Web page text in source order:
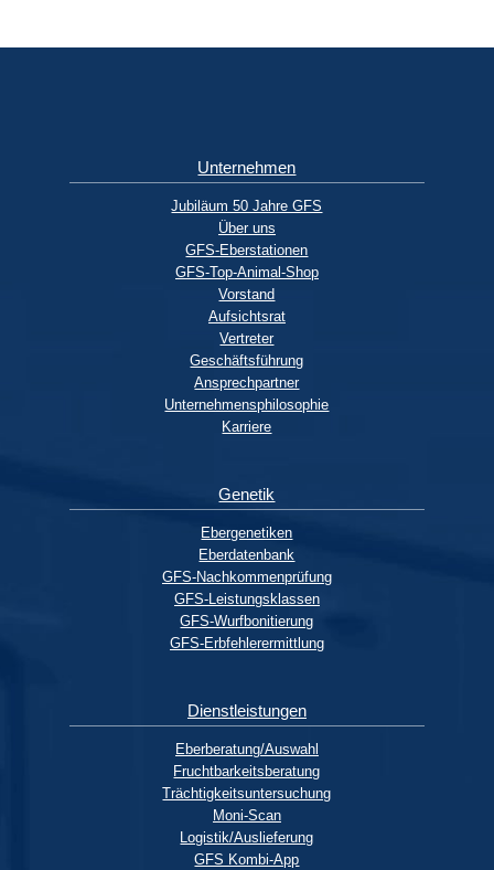
Unternehmen
Jubiläum 50 Jahre GFS
Über uns
GFS-Eberstationen
GFS-Top-Animal-Shop
Vorstand
Aufsichtsrat
Vertreter
Geschäftsführung
Ansprechpartner
Unternehmensphilosophie
Karriere
Genetik
Ebergenetiken
Eberdatenbank
GFS-Nachkommenprüfung
GFS-Leistungsklassen
GFS-Wurfbonitierung
GFS-Erbfehlerermittlung
Dienstleistungen
Eberberatung/Auswahl
Fruchtbarkeitsberatung
Trächtigkeitsuntersuchung
Moni-Scan
Logistik/Auslieferung
GFS Kombi-App